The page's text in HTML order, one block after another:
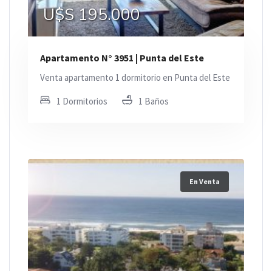
U$S 195.000
Apartamento N° 3951 | Punta del Este
Venta apartamento 1 dormitorio en Punta del Este
1 Dormitorios 1 Baños
En Venta